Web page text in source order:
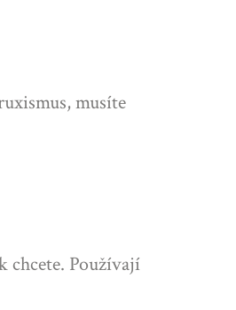
musíte
chcete. Používají